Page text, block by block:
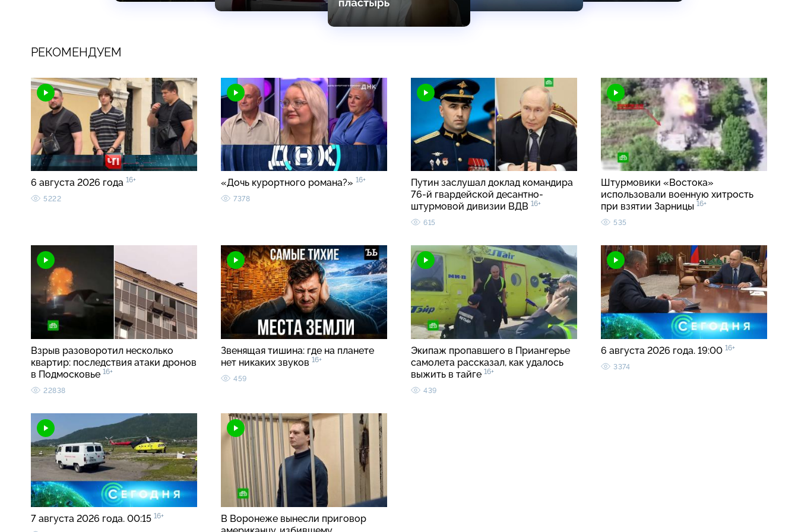
РЕКОМЕНДУЕМ
6 августа 2026 года 16+
5222
«Дочь курортного романа?» 16+
7378
Путин заслушал доклад командира
76-й гвардейской десантно-
штурмовой дивизии ВДВ 16+
615
Штурмовики «Востока»
использовали военную хитрость
при взятии Зарницы 16+
535
Взрыв разоворотил несколько
квартир: последствия атаки дронов
в Подмосковье 16+
22838
Звенящая тишина: где на планете
нет никаких звуков 16+
459
Экипаж пропавшего в Приангерье
самолета рассказал, как удалось
выжить в тайге 16+
439
6 августа 2026 года. 19:00 16+
3374
7 августа 2026 года. 00:15 16+
В Воронеже вынесли приговор